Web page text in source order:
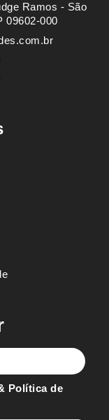
Ramos - São
09602-000
Política de